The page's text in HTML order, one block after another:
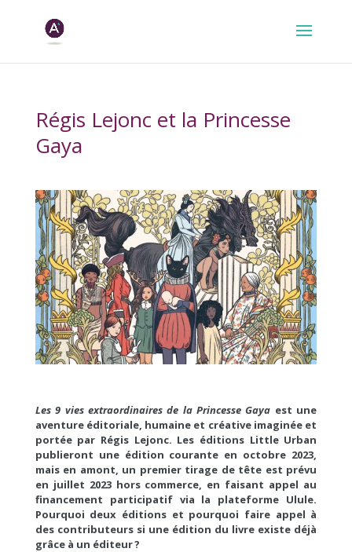
Régis Lejonc et la Princesse
Gaya
Les 9 vies extraordinaires de la Princesse Gaya est une
aventure éditoriale, humaine et créative imaginée et
portée par Régis Lejonc. Les éditions Little Urban
publieront une édition courante en octobre 2023,
mais en amont, un premier tirage de tête est prévu
en juillet 2023 hors commerce, en faisant appel au
financement participatif via la plateforme Ulule.
Pourquoi deux éditions et pourquoi faire appel à
des contributeurs si une édition du livre existe déjà
grâce à un éditeur ?